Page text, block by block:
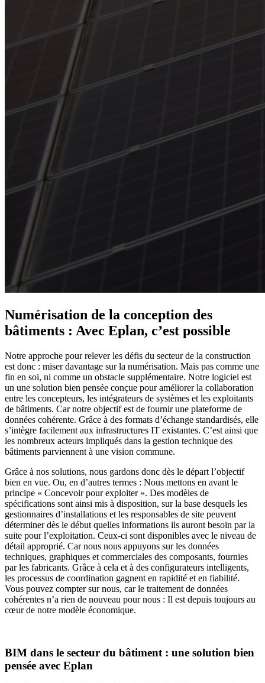
Numérisation de la conception des
bâtiments : Avec Eplan, c’est possible
Notre approche pour relever les défis du secteur de la construction
est donc : miser davantage sur la numérisation. Mais pas comme une
fin en soi, ni comme un obstacle supplémentaire. Notre logiciel est
un une solution bien pensée conçue pour améliorer la collaboration
entre les concepteurs, les intégrateurs de systèmes et les exploitants
de bâtiments. Car notre objectif est de fournir une plateforme de
données cohérente. Grâce à des formats d’échange standardisés, elle
s’intègre facilement aux infrastructures IT existantes. C’est ainsi que
les nombreux acteurs impliqués dans la gestion technique des
bâtiments parviennent à une vision commune.
Grâce à nos solutions, nous gardons donc dès le départ l’objectif
bien en vue. Ou, en d’autres termes : Nous mettons en avant le
principe « Concevoir pour exploiter ». Des modèles de
spécifications sont ainsi mis à disposition, sur la base desquels les
gestionnaires d’installations et les responsables de site peuvent
déterminer dès le début quelles informations ils auront besoin par la
suite pour l’exploitation. Ceux-ci sont disponibles avec le niveau de
détail approprié. Car nous nous appuyons sur les données
techniques, graphiques et commerciales des composants, fournies
par les fabricants. Grâce à cela et à des configurateurs intelligents,
les processus de coordination gagnent en rapidité et en fiabilité.
Vous pouvez compter sur nous, car le traitement de données
cohérentes n’a rien de nouveau pour nous : Il est depuis toujours au
cœur de notre modèle économique.
BIM dans le secteur du bâtiment : une solution bien
pensée avec Eplan